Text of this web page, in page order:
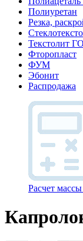
Полиуретан
Резка,
Текстолит
Фторопласт
ФУМ
Эбонит
Распродажа
Расчет